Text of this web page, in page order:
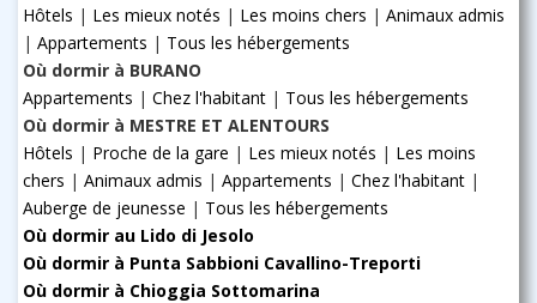
Hôtels | Les mieux notés | Les moins chers | Animaux admis
| Appartements | Tous les hébergements
Où dormir à BURANO
Appartements | Chez l'habitant | Tous les hébergements
Où dormir à MESTRE ET ALENTOURS
Hôtels | Proche de la gare | Les mieux notés | Les moins
chers | Animaux admis | Appartements | Chez l'habitant |
Auberge de jeunesse | Tous les hébergements
Où dormir au Lido di Jesolo
Où dormir à Punta Sabbioni Cavallino-Treporti
Où dormir à Chioggia Sottomarina